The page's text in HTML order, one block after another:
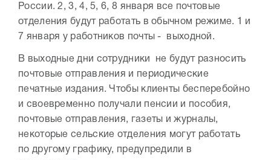
России. 2, 3, 4, 5, 6, 8 января все почтовые
отделения будут работать в обычном режиме. 1 и
7 января у работников почты - выходной.
В выходные дни сотрудники не будут разносить
почтовые отправления и периодические
печатные издания. Чтобы клиенты бесперебойно
и своевременно получали пенсии и пособия,
почтовые отправления, газеты и журналы,
некоторые сельские отделения могут работать
по другому графику, предупредили в